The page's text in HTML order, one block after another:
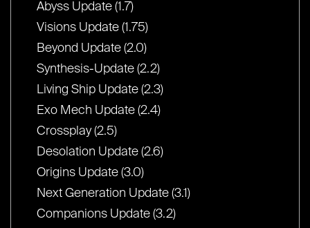
Abyss Update (1.7)
Visions Update (1.75)
Beyond Update (2.0)
Synthesis-Update (2.2)
Living Ship Update (2.3)
Exo Mech Update (2.4)
Crossplay (2.5)
Desolation Update (2.6)
Origins Update (3.0)
Next Generation Update (3.1)
Companions Update (3.2)